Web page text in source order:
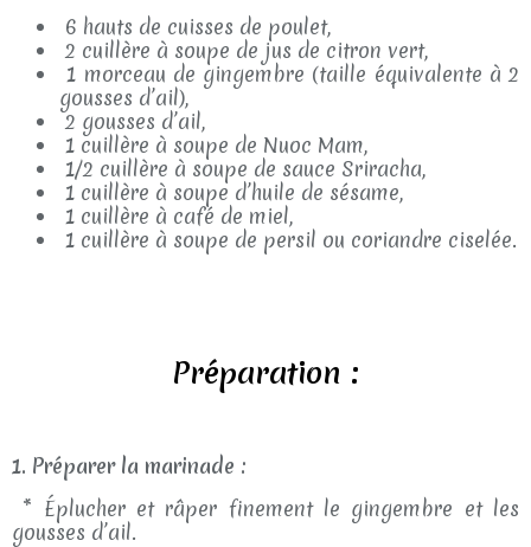
6 hauts de cuisses de poulet,
2 cuillère à soupe de jus de citron vert,
1 morceau de gingembre (taille équivalente à 2
gousses d’ail),
2 gousses d’ail,
1 cuillère à soupe de Nuoc Mam,
1/2 cuillère à soupe de sauce Sriracha,
1 cuillère à soupe d’huile de sésame,
1 cuillère à café de miel,
1 cuillère à soupe de persil ou coriandre ciselée.
Préparation :
1. Préparer la marinade :
* Éplucher et râper finement le gingembre et les
gousses d’ail.